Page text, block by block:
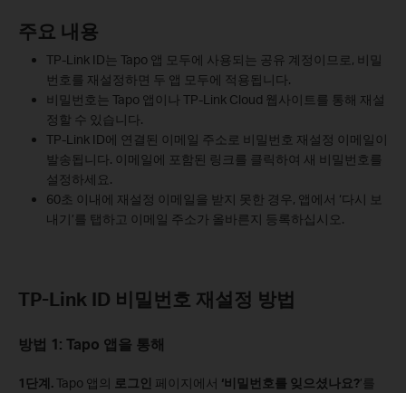
주요 내용
TP-Link ID는 Tapo 앱 모두에 사용되는 공유 계정이므로, 비밀
번호를 재설정하면 두 앱 모두에 적용됩니다.
비밀번호는 Tapo 앱이나 TP-Link Cloud 웹사이트를 통해 재설
정할 수 있습니다.
TP-Link ID에 연결된 이메일 주소로 비밀번호 재설정 이메일이
발송됩니다. 이메일에 포함된 링크를 클릭하여 새 비밀번호를
설정하세요.
60초 이내에 재설정 이메일을 받지 못한 경우, 앱에서 ‘다시 보
내기’를 탭하고 이메일 주소가 올바른지 등록하십시오.
TP-Link ID 비밀번호 재설정 방법
방법 1: Tapo 앱을 통해
1단계.Tapo 앱의 로그인 페이지에서 ‘비밀번호를 잊으셨나요?’를